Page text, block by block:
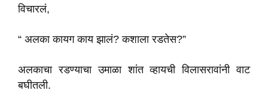
विचारलं,
“ अलका कायग काय झालं? कशाला रडतेस?”
अलकाचा रडण्याचा उमाळा शांत व्हायची विलासरावांनी वाट
बघीतली.